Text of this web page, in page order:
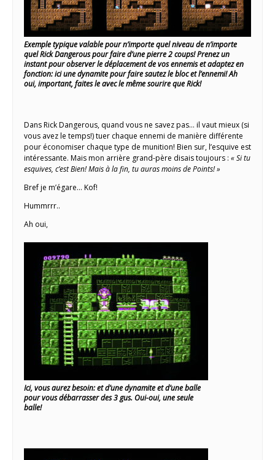
Exemple typique valable pour n’importe quel niveau de n’importe
quel Rick Dangerous pour faire d’une pierre 2 coups! Prenez un
instant pour observer le déplacement de vos ennemis et adaptez en
fonction: ici une dynamite pour faire sautez le bloc et l’ennemi! Ah
oui, important, faites le avec le même sourire que Rick!
Dans Rick Dangerous, quand vous ne savez pas… il vaut mieux (si
vous avez le temps!) tuer chaque ennemi de manière différente
pour économiser chaque type de munition! Bien sur, l’esquive est
intéressante. Mais mon arrière grand-père disais toujours : « Si tu
esquives, c’est Bien! Mais à la fin, tu auras moins de Points! »
Bref je m’égare… Kof!
Hummrrr..
Ah oui,
Ici, vous aurez besoin: et d’une dynamite et d’une balle
pour vous débarrasser des 3 gus. Oui-oui, une seule
balle!